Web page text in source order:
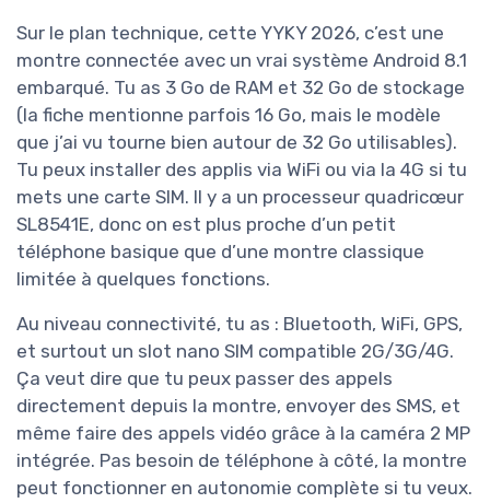
Sur le plan technique, cette YYKY 2026, c’est une
montre connectée avec un vrai système Android 8.1
embarqué. Tu as 3 Go de RAM et 32 Go de stockage
(la fiche mentionne parfois 16 Go, mais le modèle
que j’ai vu tourne bien autour de 32 Go utilisables).
Tu peux installer des applis via WiFi ou via la 4G si tu
mets une carte SIM. Il y a un processeur quadricœur
SL8541E, donc on est plus proche d’un petit
téléphone basique que d’une montre classique
limitée à quelques fonctions.
Au niveau connectivité, tu as : Bluetooth, WiFi, GPS,
et surtout un slot nano SIM compatible 2G/3G/4G.
Ça veut dire que tu peux passer des appels
directement depuis la montre, envoyer des SMS, et
même faire des appels vidéo grâce à la caméra 2 MP
intégrée. Pas besoin de téléphone à côté, la montre
peut fonctionner en autonomie complète si tu veux.